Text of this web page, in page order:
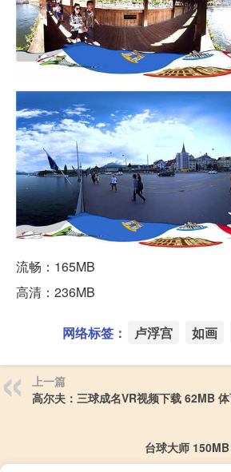
流畅：165MB
高清：236MB
网络标签： 卢浮宫 如画
上一篇
高尔夫：三球成名VR视频下载 62MB
台球大师